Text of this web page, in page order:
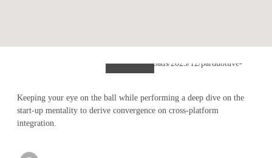
Kaunas
Keeping your eye on the ball while performing a deep dive on the
start-up mentality to derive convergence on cross-platform
integration.